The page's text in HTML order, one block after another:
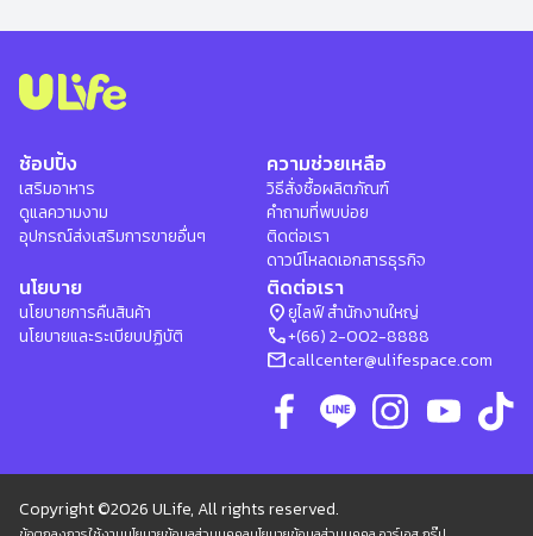
ช้อปปิ้ง
เสริมอาหาร
ดูแลความงาม
อุปกรณ์ส่งเสริมการขายอื่นๆ
ความช่วยเหลือ
วิธีสั่งซื้อผลิตภัณฑ์
คำถามที่พบบ่อย
ติดต่อเรา
ดาวน์โหลดเอกสารธุรกิจ
นโยบาย
นโยบายการคืนสินค้า
นโยบายและระเบียบปฏิบัติ
ติดต่อเรา
location_onยูไลฟ์ สำนักงานใหญ่
phone+(66) 2-002-8888
mailcallcenter@ulifespace.com
Copyright ©2026 ULife, All rights reserved.